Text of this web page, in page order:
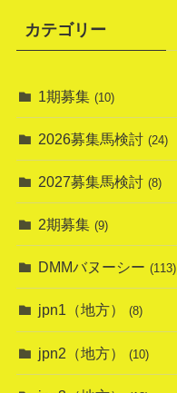
カテゴリー
1期募集 (10)
2026募集馬検討 (24)
2027募集馬検討 (8)
2期募集 (9)
DMMバヌーシー (113)
jpn1（地方） (8)
jpn2（地方） (10)